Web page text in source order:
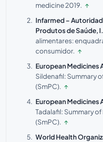
medicine 2019. ↑
Infarmed –
Produtos de Saúde,
alimentares:
consumidor. ↑
European Medicines
Sildenafil: Summary
(SmPC). ↑
European Medicines
Tadalafil: Summary
(SmPC). ↑
World Health